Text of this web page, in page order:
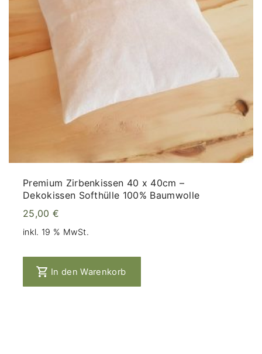
Premium Zirbenkissen 40 x 40cm –
Dekokissen Softhülle 100% Baumwolle
25,00 €
inkl. 19 % MwSt.
In den Warenkorb